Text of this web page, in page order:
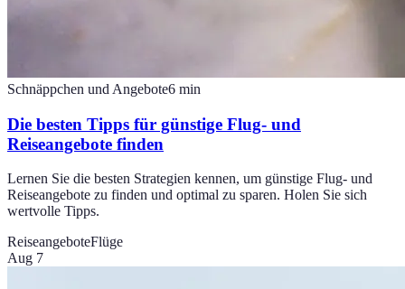
Schnäppchen und Angebote6 min
Die besten Tipps für günstige Flug- und
Reiseangebote finden
Lernen Sie die besten Strategien kennen, um günstige Flug- und
Reiseangebote zu finden und optimal zu sparen. Holen Sie sich
wertvolle Tipps.
ReiseangeboteFlüge
Aug 7